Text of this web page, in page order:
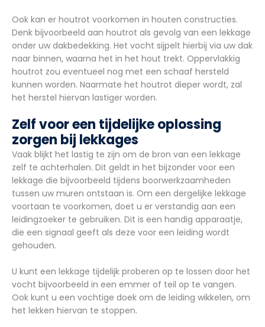
Ook kan er houtrot voorkomen in houten constructies.
Denk bijvoorbeeld aan houtrot als gevolg van een lekkage
onder uw dakbedekking. Het vocht sijpelt hierbij via uw dak
naar binnen, waarna het in het hout trekt. Oppervlakkig
houtrot zou eventueel nog met een schaaf hersteld
kunnen worden. Naarmate het houtrot dieper wordt, zal
het herstel hiervan lastiger worden.
Zelf voor een tijdelijke oplossing
zorgen bij lekkages
Vaak blijkt het lastig te zijn om de bron van een lekkage
zelf te achterhalen. Dit geldt in het bijzonder voor een
lekkage die bijvoorbeeld tijdens boorwerkzaamheden
tussen uw muren ontstaan is. Om een dergelijke lekkage
voortaan te voorkomen, doet u er verstandig aan een
leidingzoeker te gebruiken. Dit is een handig apparaatje,
die een signaal geeft als deze voor een leiding wordt
gehouden.
U kunt een lekkage tijdelijk proberen op te lossen door het
vocht bijvoorbeeld in een emmer of teil op te vangen.
Ook kunt u een vochtige doek om de leiding wikkelen, om
het lekken hiervan te stoppen.